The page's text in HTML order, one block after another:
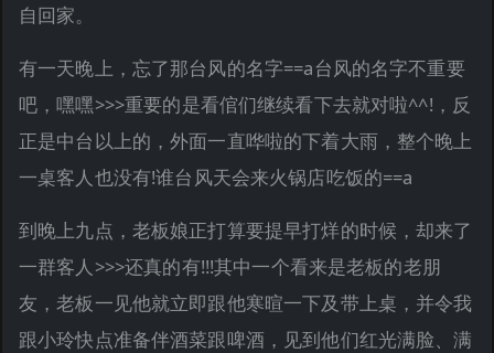
自回家。
有一天晚上，忘了那台风的名字==a台风的名字不重要
吧，嘿嘿>>>重要的是看倌们继续看下去就对啦^^!，反
正是中台以上的，外面一直哗啦的下着大雨，整个晚上
一桌客人也没有!谁台风天会来火锅店吃饭的==a
到晚上九点，老板娘正打算要提早打烊的时候，却来了
一群客人>>>还真的有!!!其中一个看来是老板的老朋
友，老板一见他就立即跟他寒暄一下及带上桌，并令我
跟小玲快点准备伴酒菜跟啤酒，见到他们红光满脸、满